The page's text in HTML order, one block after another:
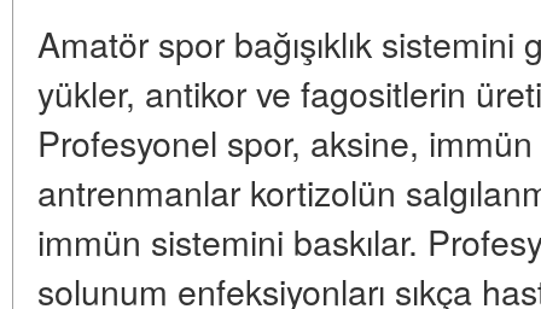
Amatör spor bağışıklık
yükler, antikor ve fagositlerin
Profesyonel spor, aksine,
antrenmanlar kortizolün
immün sistemini baskılar.
solunum enfeksiyonları sıkça